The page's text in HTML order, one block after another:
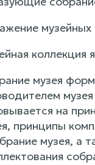
музейных
коллекция
музея
на
принципы
музея, а